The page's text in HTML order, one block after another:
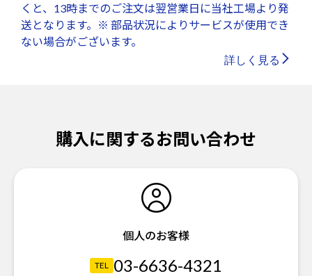
くと、13時までのご注文は翌営業日に当社工場より発
送となります。※ 部品状況によりサービスが使用でき
ない場合がございます。
詳しく見る
購入に関するお問い合わせ
個人のお客様
TEL 03-6636-4321